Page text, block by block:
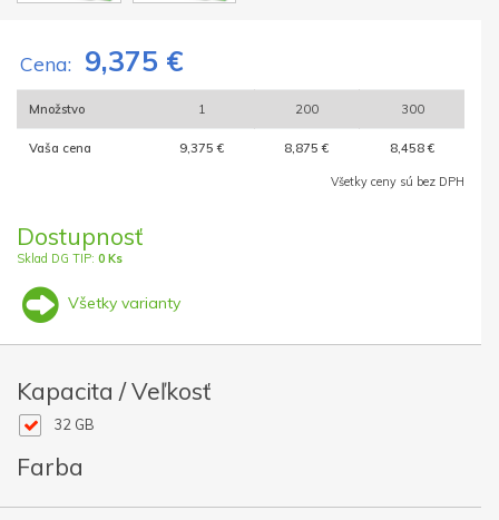
Cena: 9,375 €
Množstvo 1 200 300
Vaša cena 9,375 € 8,875 € 8,458 €
Všetky ceny sú bez DPH
Dostupnosť
Sklad DG TIP: 0 Ks
Všetky varianty
Kapacita / Veľkosť
32 GB
Farba